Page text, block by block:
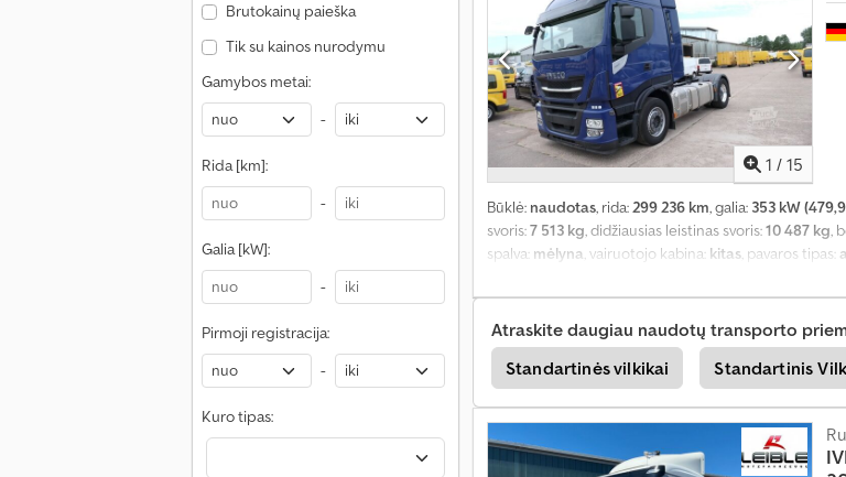
Brutokainų paieška
Tik su kainos nurodymu
Gamybos metai:
-
Rida [km]:
-
Galia [kW]:
-
Pirmoji registracija:
-
Kuro tipas:
1 / 15
Būklė: naudotas, rida:299 236 km, galia: 353 kW
svoris:7 513 kg, didžiausias leistinas svoris:10 487 kg,
spalva: mėlyna, vairuotojo kabina: kitas, pavaros tipas:
kondicionavimas, trauki kontrolė,
Atraskite daugiau naudotų transporto
Standartinės vilkikai
Standartinis
Riedėjimo Konteineris Sommer Puspriekabės